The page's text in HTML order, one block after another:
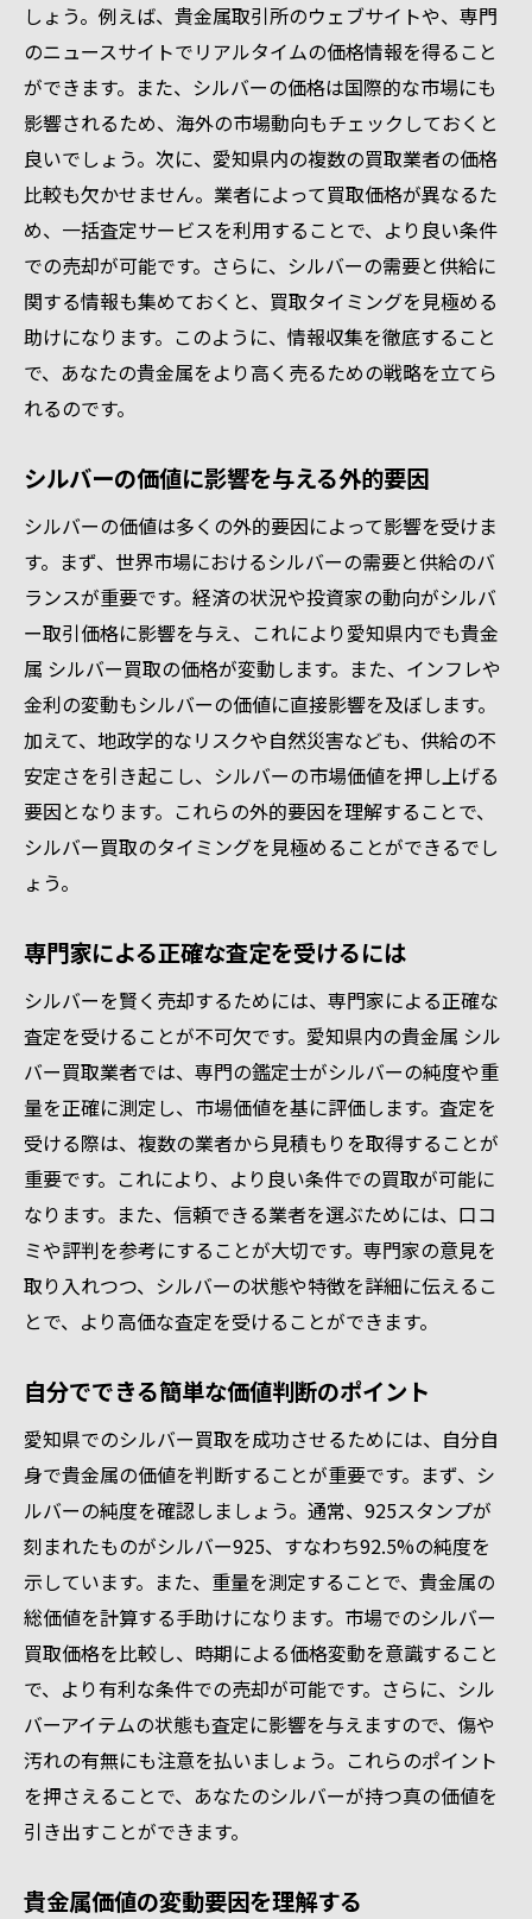
しょう。例えば、貴金属取引所のウェブサイトや、専門
のニュースサイトでリアルタイムの価格情報を得ること
ができます。また、シルバーの価格は国際的な市場にも
影響されるため、海外の市場動向もチェックしておくと
良いでしょう。次に、愛知県内の複数の買取業者の価格
比較も欠かせません。業者によって買取価格が異なるた
め、一括査定サービスを利用することで、より良い条件
での売却が可能です。さらに、シルバーの需要と供給に
関する情報も集めておくと、買取タイミングを見極める
助けになります。このように、情報収集を徹底すること
で、あなたの貴金属をより高く売るための戦略を立てら
れるのです。
シルバーの価値に影響を与える外的要因
シルバーの価値は多くの外的要因によって影響を受けま
す。まず、世界市場におけるシルバーの需要と供給のバ
ランスが重要です。経済の状況や投資家の動向がシルバ
ー取引価格に影響を与え、これにより愛知県内でも貴金
属 シルバー買取の価格が変動します。また、インフレや
金利の変動もシルバーの価値に直接影響を及ぼします。
加えて、地政学的なリスクや自然災害なども、供給の不
安定さを引き起こし、シルバーの市場価値を押し上げる
要因となります。これらの外的要因を理解することで、
シルバー買取のタイミングを見極めることができるでし
ょう。
専門家による正確な査定を受けるには
シルバーを賢く売却するためには、専門家による正確な
査定を受けることが不可欠です。愛知県内の貴金属 シル
バー買取業者では、専門の鑑定士がシルバーの純度や重
量を正確に測定し、市場価値を基に評価します。査定を
受ける際は、複数の業者から見積もりを取得することが
重要です。これにより、より良い条件での買取が可能に
なります。また、信頼できる業者を選ぶためには、口コ
ミや評判を参考にすることが大切です。専門家の意見を
取り入れつつ、シルバーの状態や特徴を詳細に伝えるこ
とで、より高価な査定を受けることができます。
自分でできる簡単な価値判断のポイント
愛知県でのシルバー買取を成功させるためには、自分自
身で貴金属の価値を判断することが重要です。まず、シ
ルバーの純度を確認しましょう。通常、925スタンプが
刻まれたものがシルバー925、すなわち92.5%の純度を
示しています。また、重量を測定することで、貴金属の
総価値を計算する手助けになります。市場でのシルバー
買取価格を比較し、時期による価格変動を意識すること
で、より有利な条件での売却が可能です。さらに、シル
バーアイテムの状態も査定に影響を与えますので、傷や
汚れの有無にも注意を払いましょう。これらのポイント
を押さえることで、あなたのシルバーが持つ真の価値を
引き出すことができます。
貴金属価値の変動要因を理解する